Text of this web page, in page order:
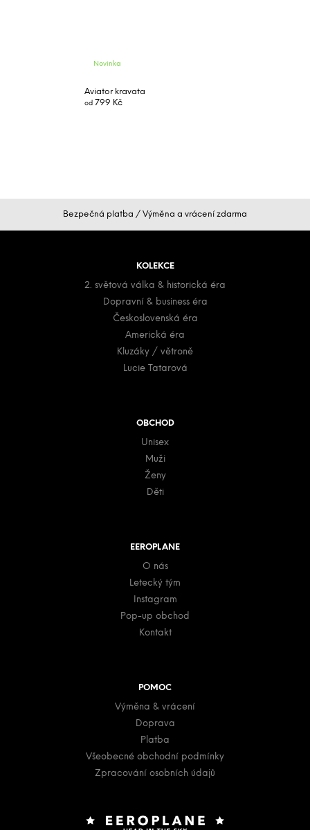
Novinka
Aviator kravata
od 799 Kč
Bezpečná platba / Výměna a vrácení zdarma
KOLEKCE
2. světová válka & historická éra
Dopravní & business éra
Československá éra
Americká éra
Kluzáky / větroně
Lucie Tatarová
OBCHOD
Unisex
Muži
Ženy
Děti
EEROPLANE
O nás
Letecký tým
Instagram
Pop-up obchod
Kontakt
POMOC
Výměna & vrácení
Doprava
Platba
Všeobecné obchodní podmínky
Zpracování osobních údajů